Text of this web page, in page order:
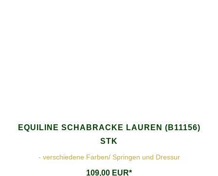
EQUILINE SCHABRACKE LAUREN (B11156)
STK
- verschiedene Farben/ Springen und Dressur
109,00 EUR*